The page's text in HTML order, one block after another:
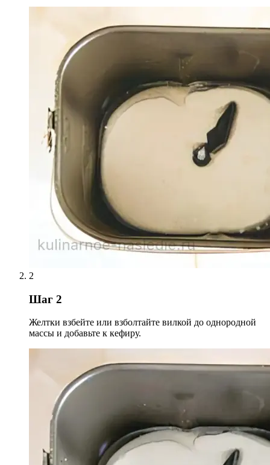
2
Шаг 2
Желтки взбейте или взболтайте вилкой до однородной
массы и добавьте к кефиру.